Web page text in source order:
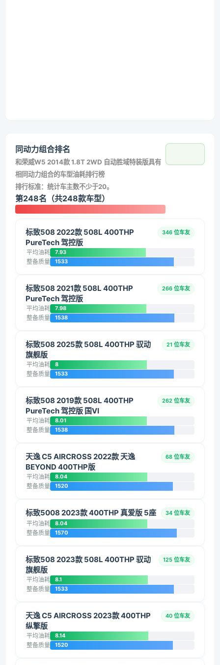
同动力组合排名
和荣威W5 2014款 1.8T 2WD 自动胜域特装版具有
相同动力组合的车型油耗排行榜
排行标准：统计车主数不少于20。
第248名（共248款车型）
标致508 2022款 508L 400THP
PureTech 驾控版
346 位车友
平均油耗 7.93
整备质量 1533
标致508 2021款 508L 400THP
PureTech 驾控版
266 位车友
平均油耗 7.98
整备质量 1538
标致508 2025款 508L 400THP 驭动
旗舰版
21 位车友
平均油耗 8
整备质量 1533
标致508 2019款 508L 400THP
PureTech 驾控版 国VI
262 位车友
平均油耗 8.01
整备质量 1538
天逸 C5 AIRCROSS 2022款 天逸
BEYOND 400THP版
68 位车友
平均油耗 8.04
整备质量 1520
标致5008 2023款 400THP 真爱版 5座 34 位车友
平均油耗 8.04
整备质量 1570
标致508 2023款 508L 400THP 驭动
旗舰版
125 位车友
平均油耗 8.1
整备质量 1533
天逸 C5 AIRCROSS 2023款 400THP
纵擎版
40 位车友
平均油耗 8.14
整备质量 1520